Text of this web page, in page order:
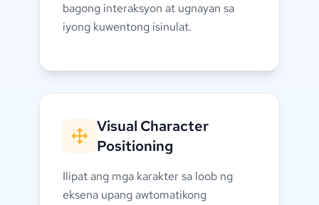
bagong interaksyon at ugnayan sa
iyong kuwentong isinulat.
diyalogo at tagpo ng interaksyon.
Visual Character
Positioning
Ilipat ang mga karakter sa loob ng
eksena upang awtomatikong